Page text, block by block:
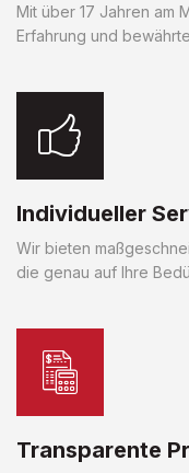
Mit über 17 Jahren am
Erfahrung und
Individueller
Wir bieten
die genau auf Ihre
Transparente